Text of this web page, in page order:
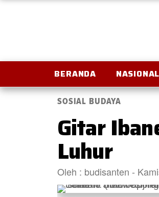
BERANDA NASIONAL
SOSIAL BUDAYA
Gitar
Luhur
Oleh : budisanten -